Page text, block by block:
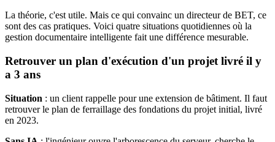
La théorie, c'est utile. Mais ce qui convainc un directeur de BET, ce
sont des cas pratiques. Voici quatre situations quotidiennes où la
gestion documentaire intelligente fait une différence mesurable.
Retrouver un plan d'exécution d'un projet livré il y
a 3 ans
Situation : un client rappelle pour une extension de bâtiment. Il faut
retrouver le plan de ferraillage des fondations du projet initial, livré
en 2023.